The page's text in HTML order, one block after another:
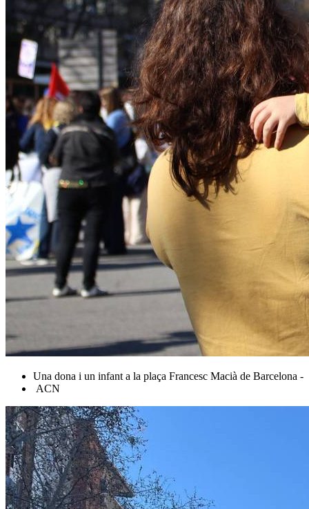
Una dona i un infant a la plaça Francesc Macià de Barcelona -
ACN